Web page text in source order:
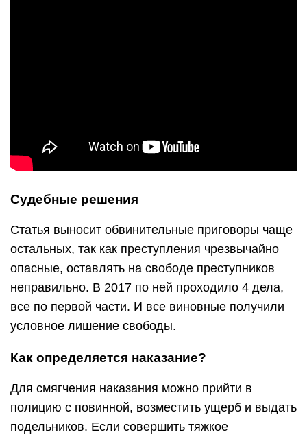
Судебные решения
Статья выносит обвинительные приговоры чаще
остальных, так как преступления чрезвычайно
опасные, оставлять на свободе преступников
неправильно. В 2017 по ней проходило 4 дела,
все по первой части. И все виновные получили
условное лишение свободы.
Как определяется наказание?
Для смягчения наказания можно прийти в
полицию с повинной, возместить ущерб и выдать
подельников. Если совершить тяжкое